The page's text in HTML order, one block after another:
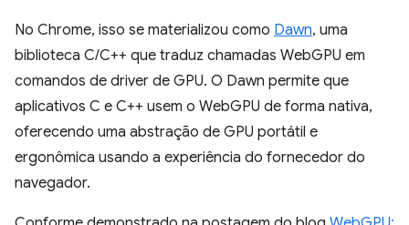
No Chrome, isso se materializou como Dawn, uma
biblioteca C/C++ que traduz chamadas WebGPU em
comandos de driver de GPU. O Dawn permite que
aplicativos C e C++ usem o WebGPU de forma nativa,
oferecendo uma abstração de GPU portátil e
ergonômica usando a experiência do fornecedor do
navegador.